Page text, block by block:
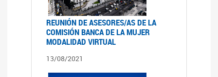
REUNIÓN DE ASESORES/AS DE LA
COMISIÓN BANCA DE LA MUJER
MODALIDAD VIRTUAL
13/08/2021